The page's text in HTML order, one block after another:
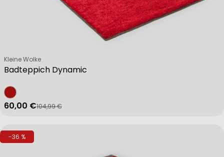
Badteppich Dynamic
Verkäufer:
Kleine Wolke
Verkaufspreis
60,00 €
Regulärer Preis
104,99 €
-36 %